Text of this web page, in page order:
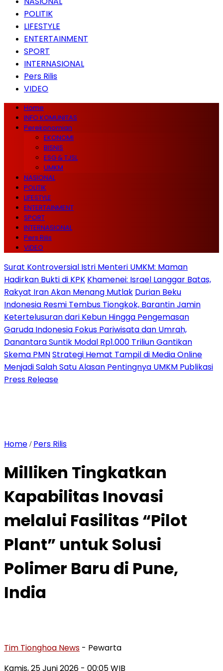
POLITIK
LIFESTYLE
ENTERTAINMENT
SPORT
INTERNASIONAL
Pers Rilis
VIDEO
Home
INFO KOMUNITAS
Perekonomian
EKONOMI
BISNIS
ESG & TJSL
UMKM
NASIONAL
POLITIK
LIFESTYLE
ENTERTAINMENT
SPORT
INTERNASIONAL
Pers Rilis
VIDEO
Surat Kontroversial Istri Menteri UMKM: Maman
Hadirkan Bukti di KPK Khamenei: Israel Langgar Batas,
Rakyat Iran Akan Menang Mutlak Durian Beku
Indonesia Resmi Tembus Tiongkok, Barantin Jamin
Ketertelusuran dari Kebun Hingga Pengemasan
Garuda Indonesia Fokus Pariwisata dan Umrah,
Danantara Suntik Modal Rp1.000 Triliun Gantikan
Skema PMNStrategi Hemat Tampil di Media Online
Menjadi Salah Satu Alasan Pentingnya UMKM Publikasi
Press Release
Home / Pers Rilis
Milliken Tingkatkan
Kapabilitas Inovasi
melalui Fasilitas “Pilot
Plant” untuk Solusi
Polimer Baru di Pune,
India
Tim Tionghoa News - Pewarta
Kamis, 25 Juni 2026 - 00:05 WIB